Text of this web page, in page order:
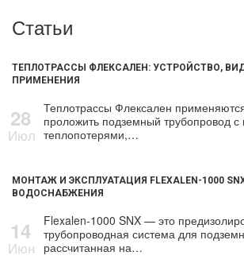
Статьи
ТЕПЛОТРАССЫ ФЛЕКСАЛЕН: УСТРОЙСТВО,
ПРИМЕНЕНИЯ
28
Июл
Теплотрассы Флексален
проложить подземный трубопровод
теплопотерями,…
МОНТАЖ И ЭКСПЛУАТАЦИЯ FLEXALEN-1000
ВОДОСНАБЖЕНИЯ
14
Июн
Flexalen-1000 SNX — это
трубопроводная система для
рассчитанная на…